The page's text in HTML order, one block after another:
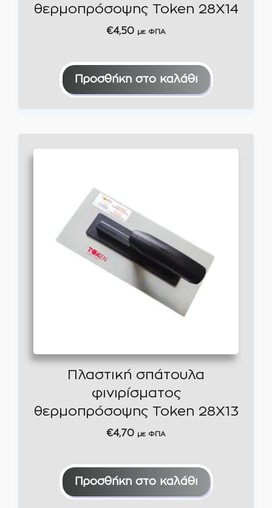
θερμοπρόσοψης Token 28X14
€4,50 με ΦΠΑ
Προσθήκη στο καλάθι
Πλαστική σπάτουλα
φινιρίσματος
θερμοπρόσοψης Token 28X13
€4,70 με ΦΠΑ
Προσθήκη στο καλάθι